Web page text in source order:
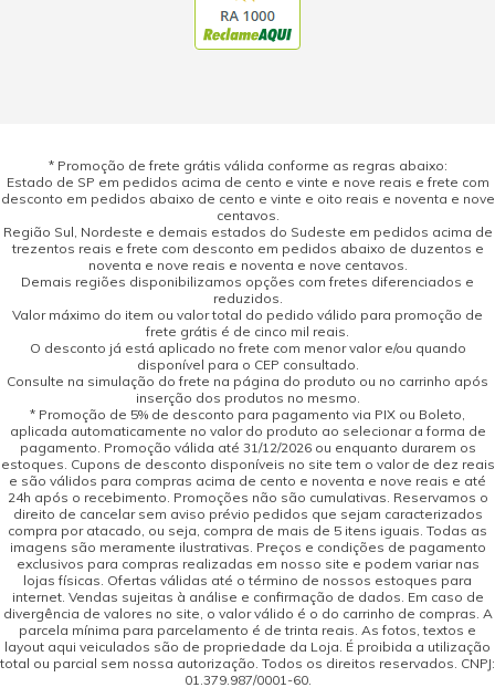
* Promoção de frete grátis válida conforme as regras abaixo:
Estado de SP em pedidos acima de cento e vinte e nove reais e frete com
desconto em pedidos abaixo de cento e vinte e oito reais e noventa e nove
centavos.
Região Sul, Nordeste e demais estados do Sudeste em pedidos acima de
trezentos reais e frete com desconto em pedidos abaixo de duzentos e
noventa e nove reais e noventa e nove centavos.
Demais regiões disponibilizamos opções com fretes diferenciados e
reduzidos.
Valor máximo do item ou valor total do pedido válido para promoção de
frete grátis é de cinco mil reais.
O desconto já está aplicado no frete com menor valor e/ou quando
disponível para o CEP consultado.
Consulte na simulação do frete na página do produto ou no carrinho após
inserção dos produtos no mesmo.
* Promoção de 5% de desconto para pagamento via PIX ou Boleto,
aplicada automaticamente no valor do produto ao selecionar a forma de
pagamento. Promoção válida até 31/12/2026 ou enquanto durarem os
estoques. Cupons de desconto disponíveis no site tem o valor de dez reais
e são válidos para compras acima de cento e noventa e nove reais e até
24h após o recebimento. Promoções não são cumulativas. Reservamos o
direito de cancelar sem aviso prévio pedidos que sejam caracterizados
compra por atacado, ou seja, compra de mais de 5 itens iguais. Todas as
imagens são meramente ilustrativas. Preços e condições de pagamento
exclusivos para compras realizadas em nosso site e podem variar nas
lojas físicas. Ofertas válidas até o término de nossos estoques para
internet. Vendas sujeitas à análise e confirmação de dados. Em caso de
divergência de valores no site, o valor válido é o do carrinho de compras. A
parcela mínima para parcelamento é de trinta reais. As fotos, textos e
layout aqui veiculados são de propriedade da Loja. É proibida a utilização
total ou parcial sem nossa autorização. Todos os direitos reservados. CNPJ:
01.379.987/0001-60.